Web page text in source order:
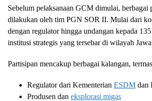
Sebelum pelaksanaan GCM dimulai, berbagai
dilakukan oleh tim PGN SOR II. Mulai dari
dengan regulator hingga undangan kepada 135
institusi strategis yang tersebar di wilayah
Partisipan mencakup berbagai kalangan,
Regulator dari Kementerian ESDM dan
Produsen dan eksplorasi migas